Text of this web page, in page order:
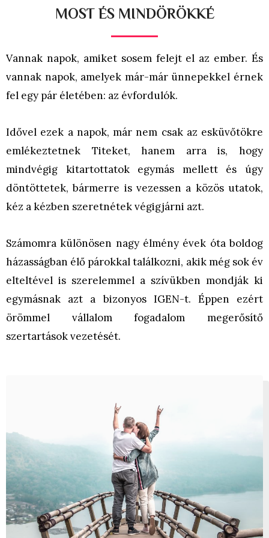
MOST ÉS MINDÖRÖKKÉ
Vannak napok, amiket sosem felejt el az ember. És
vannak napok, amelyek már-már ünnepekkel érnek
fel egy pár életében: az évfordulók.
Idővel ezek a napok, már nem csak az esküvőtökre
emlékeztetnek Titeket, hanem arra is, hogy
mindvégig kitartottatok egymás mellett és úgy
döntöttetek, bármerre is vezessen a közös utatok,
kéz a kézben szeretnétek végigjárni azt.
Számomra különösen nagy élmény évek óta boldog
házasságban élő párokkal találkozni, akik még sok év
elteltével is szerelemmel a szívükben mondják ki
egymásnak azt a bizonyos IGEN-t. Éppen ezért
örömmel vállalom fogadalom megerősítő
szertartások vezetését.